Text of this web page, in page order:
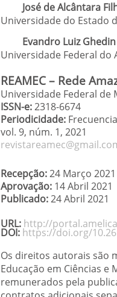
José de Alcântara
Universidade do Estado
Evandro Luiz Ghedin
Universidade Federal do
REAMEC – Rede
Universidade Federal de
ISSN-e:2318-6674
Periodicidade:
vol. 9, núm. 1, 2021
Recepção:24 Março 2021
Aprovação: 14 Abril 2021
Publicado:24 Abril 2021
URL: http://
DOI: https://doi.org/
Os direitos autorais são
Educação em Ciências
remunerados pela